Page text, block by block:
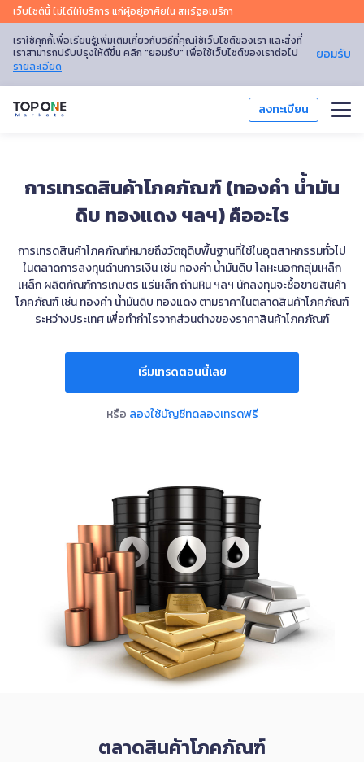
เว็บไซต์นี้ ไม่ได้ให้บริการ แก่ผู้อยู่อาศัยใน สหรัฐอเมริกา
เราใช้คุกกี้เพื่อเรียนรู้เพิ่มเติมเกี่ยวกับวิธีที่คุณใช้เว็บไซต์ของเรา และสิ่งที่
เราสามารถปรับปรุงให้ดีขึ้น คลิก "ยอมรับ" เพื่อใช้เว็บไซต์ของเราต่อไป
รายละเอียด
ยอมรับ
ลงทะเบียน
แพลตฟอร์มการเทรด
การศึกษา
โปรโมชัน
การเทรดสินค้าโภคภัณฑ์ (ทองคำ น้ำมัน
ดิบ ทองแดง ฯลฯ) คืออะไร
การเทรดสินค้าโภคภัณฑ์หมายถึงวัตถุดิบพื้นฐานที่ใช้ในอุตสาหกรรมทั่วไป
ในตลาดการลงทุนด้านการเงิน เช่น ทองคำ น้ำมันดิบ โลหะนอกกลุ่มเหล็ก
เหล็ก ผลิตภัณฑ์การเกษตร แร่เหล็ก ถ่านหิน ฯลฯ นักลงทุนจะซื้อขายสินค้า
โภคภัณฑ์ เช่น ทองคำ น้ำมันดิบ ทองแดง ตามราคาในตลาดสินค้าโภคภัณฑ์
ระหว่างประเทศ เพื่อทำกำไรจากส่วนต่างของราคาสินค้าโภคภัณฑ์
เริ่มเทรดตอนนี้เลย
หรือ ลองใช้บัญชีทดลองเทรดฟรี
ตลาดสินค้าโภคภัณฑ์